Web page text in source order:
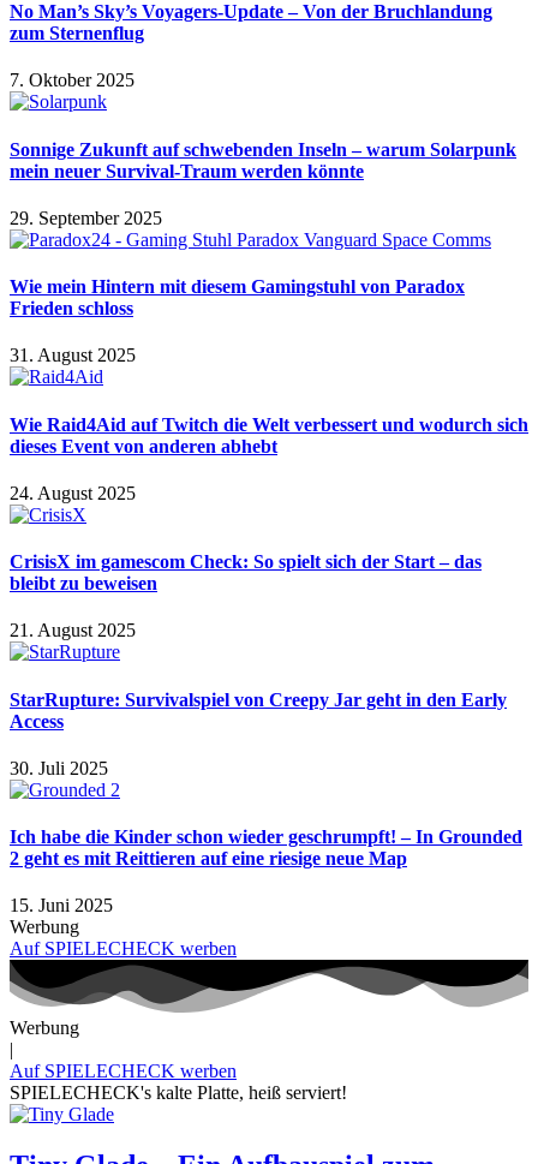
No Man’s Sky’s Voyagers-Update – Von der Bruchlandung
zum Sternenflug
7. Oktober 2025
Sonnige Zukunft auf schwebenden Inseln – warum Solarpunk
mein neuer Survival-Traum werden könnte
29. September 2025
Wie mein Hintern mit diesem Gamingstuhl von Paradox
Frieden schloss
31. August 2025
Wie Raid4Aid auf Twitch die Welt verbessert und wodurch sich
dieses Event von anderen abhebt
24. August 2025
CrisisX im gamescom Check: So spielt sich der Start – das
bleibt zu beweisen
21. August 2025
StarRupture: Survivalspiel von Creepy Jar geht in den Early
Access
30. Juli 2025
Ich habe die Kinder schon wieder geschrumpft! – In Grounded
2 geht es mit Reittieren auf eine riesige neue Map
15. Juni 2025
Werbung
Auf SPIELECHECK werben
Werbung
|
Auf SPIELECHECK werben
SPIELECHECK's kalte Platte, heiß serviert!